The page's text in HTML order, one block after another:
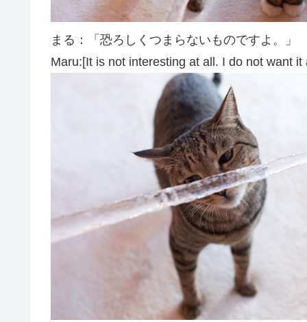
まる：「恐ろしくつまらないものですよ。」
Maru:[It is not interesting at all. I do not want it